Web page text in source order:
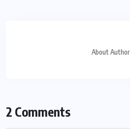
About Author
2 Comments